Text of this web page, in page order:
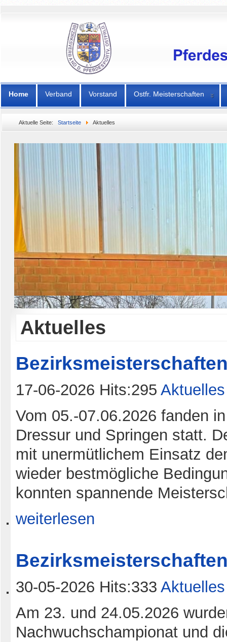
Home Verband Vorstand Ostfr. Meisterschaften
Aktuelle Seite: Startseite Aktuelles
Aktuelles
17-06-2026 Hits:295 Aktuelles
Vom 05.-07.06.2026 fanden
Dressur und Springen statt.
mit unermütlichem Einsatz
wieder bestmögliche
konnten spannende
weiterlesen
30-05-2026 Hits:333 Aktuelles
Am 23. und 24.05.2026
Nachwuchschampionat und